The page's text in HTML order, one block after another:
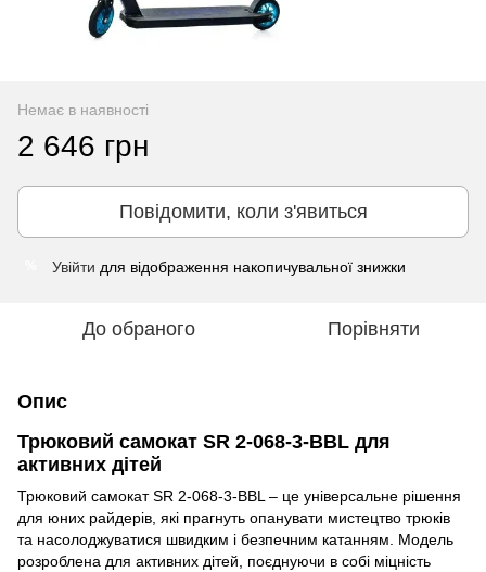
Немає в наявності
2 646 грн
Повідомити, коли з'явиться
Увійти для відображення накопичувальної знижки
До обраного Порівняти
Опис
Трюковий самокат SR 2-068-3-BBL для
активних дітей
Трюковий самокат SR 2-068-3-BBL – це універсальне рішення
для юних райдерів, які прагнуть опанувати мистецтво трюків
та насолоджуватися швидким і безпечним катанням. Модель
розроблена для активних дітей, поєднуючи в собі міцність